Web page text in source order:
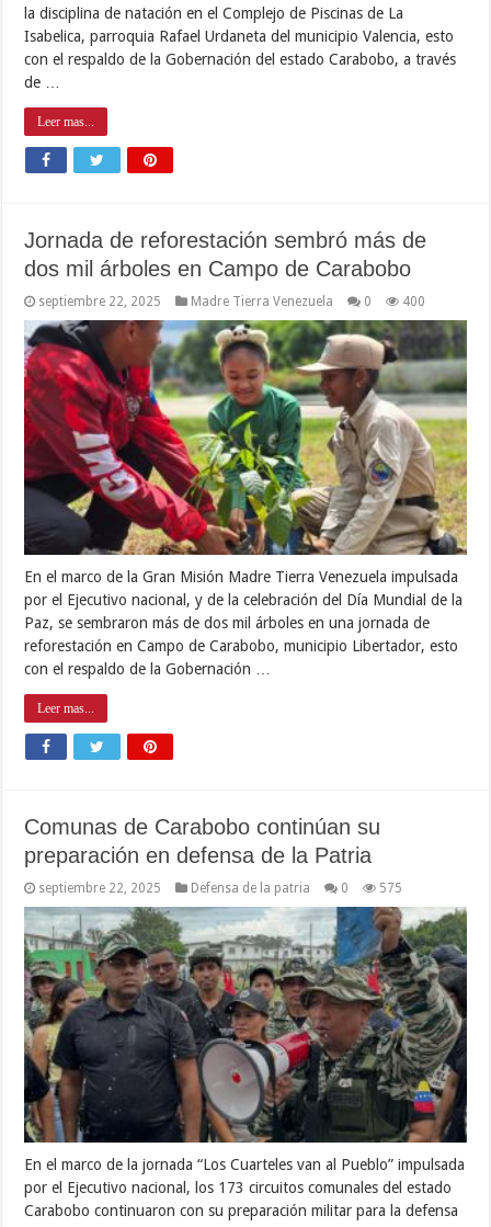
la disciplina de natación en el Complejo de Piscinas de La
Isabelica, parroquia Rafael Urdaneta del municipio Valencia, esto
con el respaldo de la Gobernación del estado Carabobo, a través
de …
Leer mas...
Jornada de reforestación sembró más de
dos mil árboles en Campo de Carabobo
septiembre 22, 2025 Madre Tierra Venezuela 0 400
En el marco de la Gran Misión Madre Tierra Venezuela impulsada
por el Ejecutivo nacional, y de la celebración del Día Mundial de la
Paz, se sembraron más de dos mil árboles en una jornada de
reforestación en Campo de Carabobo, municipio Libertador, esto
con el respaldo de la Gobernación …
Leer mas...
Comunas de Carabobo continúan su
preparación en defensa de la Patria
septiembre 22, 2025 Defensa de la patria 0 575
En el marco de la jornada “Los Cuarteles van al Pueblo” impulsada
por el Ejecutivo nacional, los 173 circuitos comunales del estado
Carabobo continuaron con su preparación militar para la defensa